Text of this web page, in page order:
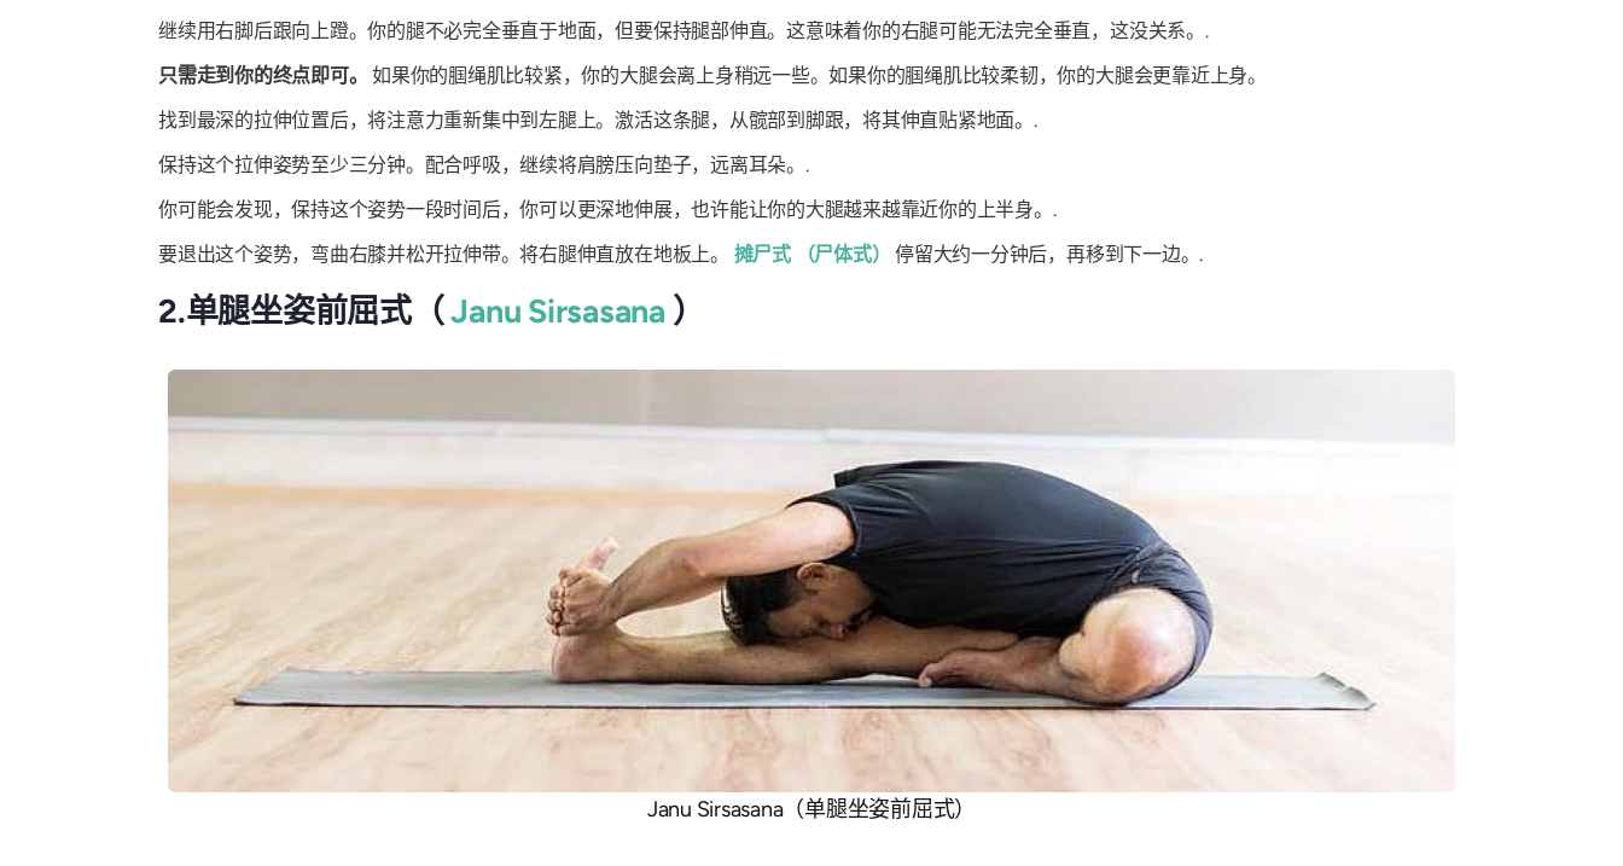
继续用右脚后跟向上蹬。你的腿不必完全垂直于地面，但要保持腿部伸直。这意味着你的右腿可能无法完全垂直，这没关系。.
只需走到你的终点即可。
如果你的腘绳肌比较紧，你的大腿会离上身稍远一些。如果你的腘绳肌比较柔韧，你的大腿会更靠近上身。
找到最深的拉伸位置后，将注意力重新集中到左腿上。激活这条腿，从髋部到脚跟，将其伸直贴紧地面。.
保持这个拉伸姿势至少三分钟。配合呼吸，继续将肩膀压向垫子，远离耳朵。.
你可能会发现，保持这个姿势一段时间后，你可以更深地伸展，也许能让你的大腿越来越靠近你的上半身。.
要退出这个姿势，弯曲右膝并松开拉伸带。将右腿伸直放在地板上。 摊尸式（尸体式） 停留大约一分钟后，再移到下一边。.
2.单腿坐姿前屈式（Janu Sirsasana ）
Janu Sirsasana（单腿坐姿前屈式）